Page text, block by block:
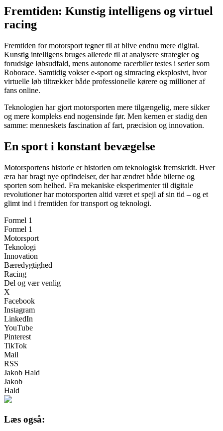
Fremtiden: Kunstig intelligens og virtuel
racing
Fremtiden for motorsport tegner til at blive endnu mere digital.
Kunstig intelligens bruges allerede til at analysere strategier og
forudsige løbsudfald, mens autonome racerbiler testes i serier som
Roborace. Samtidig vokser e-sport og simracing eksplosivt, hvor
virtuelle løb tiltrækker både professionelle kørere og millioner af
fans online.
Teknologien har gjort motorsporten mere tilgængelig, mere sikker
og mere kompleks end nogensinde før. Men kernen er stadig den
samme: menneskets fascination af fart, præcision og innovation.
En sport i konstant bevægelse
Motorsportens historie er historien om teknologisk fremskridt. Hver
æra har bragt nye opfindelser, der har ændret både bilerne og
sporten som helhed. Fra mekaniske eksperimenter til digitale
revolutioner har motorsporten altid været et spejl af sin tid – og et
glimt ind i fremtiden for transport og teknologi.
Formel 1
Formel 1
Motorsport
Teknologi
Innovation
Bæredygtighed
Racing
Del og vær venlig
X
Facebook
Instagram
LinkedIn
YouTube
Pinterest
TikTok
Mail
RSS
Jakob Hald
Jakob
Hald
Læs også: